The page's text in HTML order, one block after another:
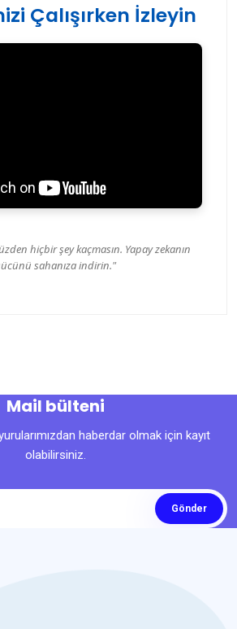
Çalışırken İzleyin
hiçbir şey kaçmasın. Yapay zekanın
sahanıza indirin."
Mail bülteni
haberdar olmak için kayıt
olabilirsiniz.
Gönder